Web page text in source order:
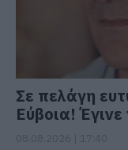
Σε πελάγη
Εύβοια!